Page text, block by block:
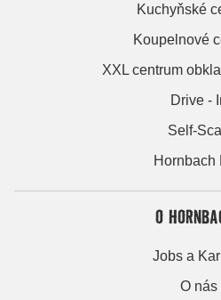
Kuchyňské
Koupelnové
XXL centrum
Drive -
Self-
Hornbach
O
Jobs a
O nás